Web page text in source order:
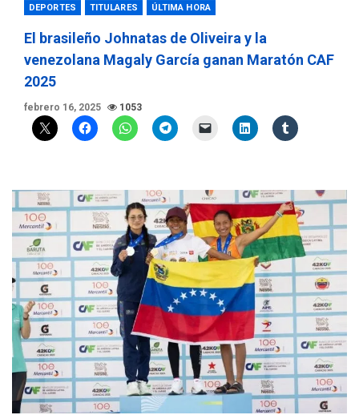
DEPORTES TITULARES ÚLTIMA HORA
El brasileño Johnatas de Oliveira y la
venezolana Magaly García ganan Maratón CAF
2025
febrero 16, 2025 1053